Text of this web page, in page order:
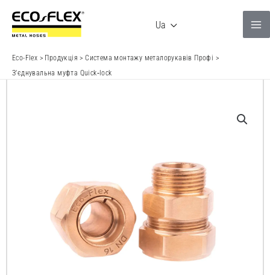
вмісту
Ua
Eco-Flex > Продукція >Система монтажу металорукавів Профі >
З’єднувальна муфта Quick‑lock